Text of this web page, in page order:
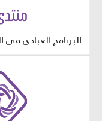
البرنامج العبادي في